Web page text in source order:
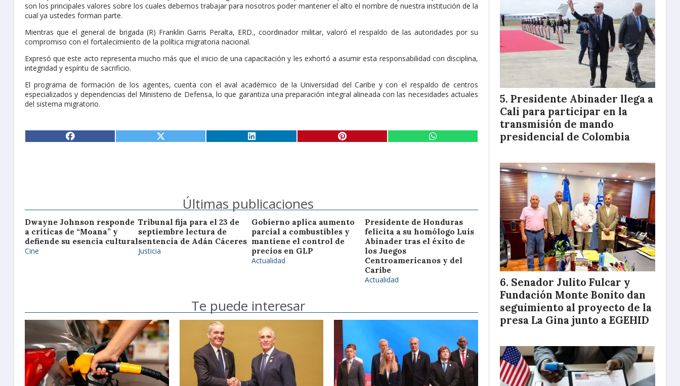
son los principales valores sobre los cuales debemos trabajar para nosotros poder mantener el alto el nombre de nuestra institución de la
cual ya ustedes forman parte.
Mientras que el general de brigada (R) Franklin Garris Peralta, ERD., coordinador militar, valoró el respaldo de las autoridades por su
compromiso con el fortalecimiento de la política migratoria nacional.
Expresó que este acto representa mucho más que el inicio de una capacitación y les exhortó a asumir esta responsabilidad con disciplina,
integridad y espíritu de sacrificio.
El programa de formación de los agentes, cuenta con el aval académico de la Universidad del Caribe y con el respaldo de centros
especializados y dependencias del Ministerio de Defensa, lo que garantiza una preparación integral alineada con las necesidades actuales
del sistema migratorio.
Últimas publicaciones
Dwayne Johnson responde
a críticas de “Moana” y
defiende su esencia cultural
Cine
Tribunal fija para el 23 de
septiembre lectura de
sentencia de Adán Cáceres
Justicia
Gobierno aplica aumento
parcial a combustibles y
mantiene el control de
precios en GLP
Actualidad
Presidente de Honduras
felicita a su homólogo Luis
Abinader tras el éxito de
los Juegos
Centroamericanos y del
Caribe
Actualidad
Te puede interesar
Presidente Abinader llega a
Cali para participar en la
transmisión de mando
presidencial de Colombia
Senador Julito Fulcar y
Fundación Monte Bonito dan
seguimiento al proyecto de la
presa La Gina junto a EGEHID